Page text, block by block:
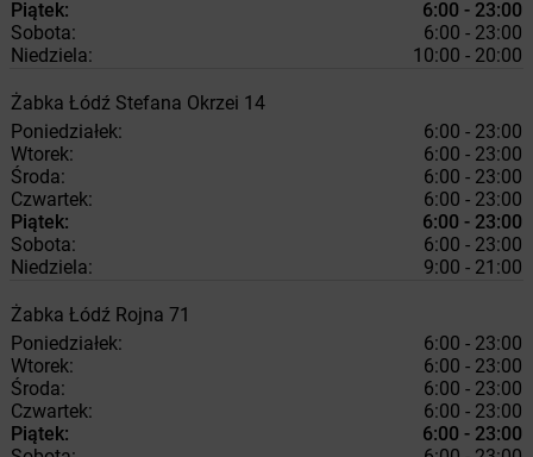
Piątek:
6:00 - 23:00
Sobota:
6:00 - 23:00
Niedziela:
10:00 - 20:00
Żabka Łódź Stefana Okrzei 14
Poniedziałek:
6:00 - 23:00
Wtorek:
6:00 - 23:00
Środa:
6:00 - 23:00
Czwartek:
6:00 - 23:00
Piątek:
6:00 - 23:00
Sobota:
6:00 - 23:00
Niedziela:
9:00 - 21:00
Żabka Łódź Rojna 71
Poniedziałek:
6:00 - 23:00
Wtorek:
6:00 - 23:00
Środa:
6:00 - 23:00
Czwartek:
6:00 - 23:00
Piątek:
6:00 - 23:00